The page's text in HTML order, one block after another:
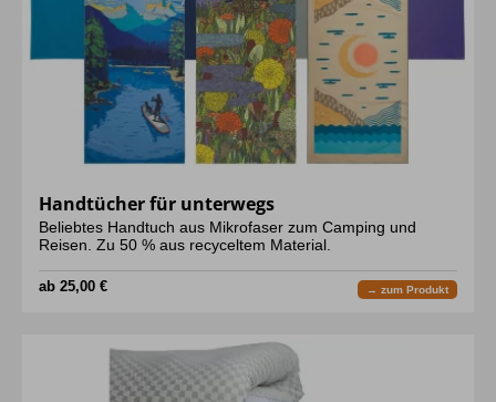
Handtücher für unterwegs
Beliebtes Handtuch aus Mikrofaser zum Camping und
Reisen. Zu 50 % aus recyceltem Material.
ab 25,00 € → zum Produkt